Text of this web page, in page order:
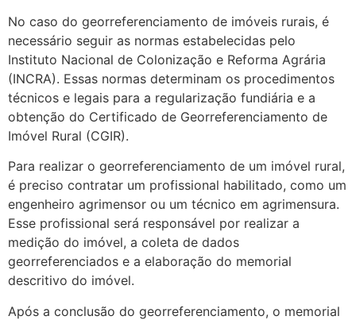
No caso do georreferenciamento de imóveis rurais, é
necessário seguir as normas estabelecidas pelo
Instituto Nacional de Colonização e Reforma Agrária
(INCRA). Essas normas determinam os procedimentos
técnicos e legais para a regularização fundiária e a
obtenção do Certificado de Georreferenciamento de
Imóvel Rural (CGIR).
Para realizar o georreferenciamento de um imóvel rural,
é preciso contratar um profissional habilitado, como um
engenheiro agrimensor ou um técnico em agrimensura.
Esse profissional será responsável por realizar a
medição do imóvel, a coleta de dados
georreferenciados e a elaboração do memorial
descritivo do imóvel.
Após a conclusão do georreferenciamento, o memorial